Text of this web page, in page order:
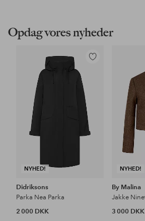
Opdag vores nyheder
NYHED!
Tilføj
Didriksons
Parka Nea Parka
2 000 DKK
NYHED!
By Malina
3 000 DKK